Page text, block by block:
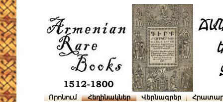
Որոնում Հեղինակներ Վերնագրեր